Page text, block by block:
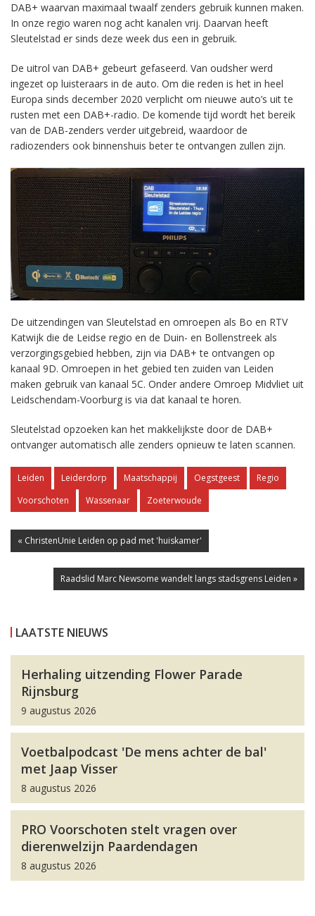
DAB+ waarvan maximaal twaalf zenders gebruik kunnen maken.
In onze regio waren nog acht kanalen vrij. Daarvan heeft
Sleutelstad er sinds deze week dus een in gebruik.
De uitrol van DAB+ gebeurt gefaseerd. Van oudsher werd
ingezet op luisteraars in de auto. Om die reden is het in heel
Europa sinds december 2020 verplicht om nieuwe auto’s uit te
rusten met een DAB+-radio. De komende tijd wordt het bereik
van de DAB-zenders verder uitgebreid, waardoor de
radiozenders ook binnenshuis beter te ontvangen zullen zijn.
De uitzendingen van Sleutelstad en omroepen als Bo en RTV
Katwijk die de Leidse regio en de Duin- en Bollenstreek als
verzorgingsgebied hebben, zijn via DAB+ te ontvangen op
kanaal 9D. Omroepen in het gebied ten zuiden van Leiden
maken gebruik van kanaal 5C. Onder andere Omroep Midvliet uit
Leidschendam-Voorburg is via dat kanaal te horen.
Sleutelstad opzoeken kan het makkelijkste door de DAB+
ontvanger automatisch alle zenders opnieuw te laten scannen.
Leiden Leiderdorp Maatschappij Oegstgeest
Regio
Voorschoten
Wassenaar Zoeterwoude
« ChristenUnie Leiden op pad met 'huiskamer'
Raadslid Marc Newsome wandelt langs stadsgrens Leiden »
LAATSTE NIEUWS
Herhaling uitzending Flower Parade
Rijnsburg
9 augustus 2026
Voetbalpodcast 'De mens achter de bal'
met Jaap Visser
8 augustus 2026
PRO Voorschoten stelt vragen over
dierenwelzijn Paardendagen
8 augustus 2026